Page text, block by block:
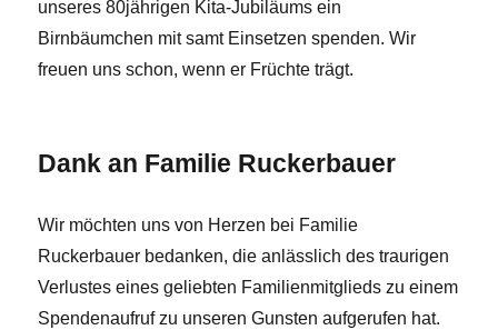
unseres 80jährigen Kita-Jubiläums ein
Birnbäumchen mit samt Einsetzen spenden. Wir
freuen uns schon, wenn er Früchte trägt.
Dank an Familie Ruckerbauer
Wir möchten uns von Herzen bei Familie
Ruckerbauer bedanken, die anlässlich des traurigen
Verlustes eines geliebten Familienmitglieds zu einem
Spendenaufruf zu unseren Gunsten aufgerufen hat.